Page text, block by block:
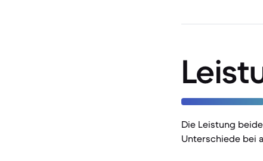
Die Leistung
Unterschiede bei